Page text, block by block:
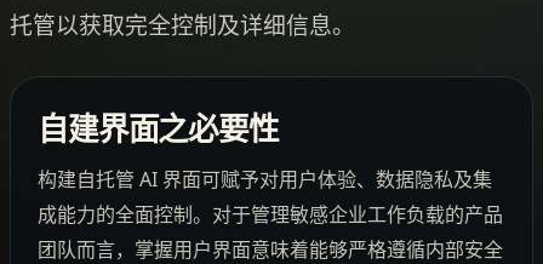
托管以获取完全控制及详细信息。
自建界面之必要性
构建自托管 AI 界面可赋予对用户体验、数据隐私及集
成能力的全面控制。对于管理敏感企业工作负载的产品
团队而言，掌握用户界面意味着能够严格遵循内部安全